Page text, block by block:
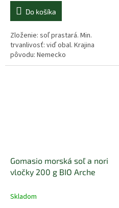
Do košíka
Zloženie: soľ prastará. Min.
trvanlivosť: viď obal. Krajina
pôvodu: Nemecko
Gomasio morská soľ a nori
vločky 200 g BIO Arche
Skladom